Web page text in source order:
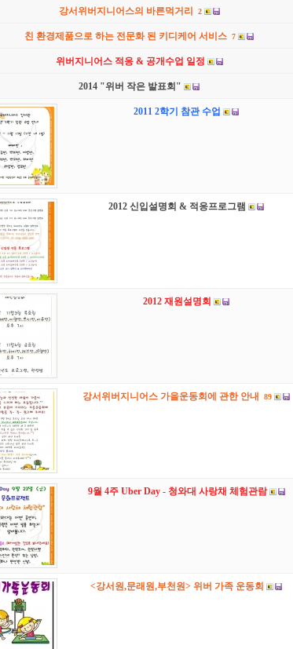
강서위버지니어스의 바른먹거리 2
친 환경제품으로 하는 전문화 된 키디케어 서비스 7
위버지니어스 적응 & 공개수업 일정
2014 "위버 작은 발표회"
2011 2학기 참관 수업
2012 신입설명회 & 적응프로그램
2012 재원설명회
강서위버지니어스 가을운동회에 관한 안내 89
9월 4주 Uber Day - 청와대 사랑채 체험관람
<강서원,문래원,부천원> 위버 가족 운동회